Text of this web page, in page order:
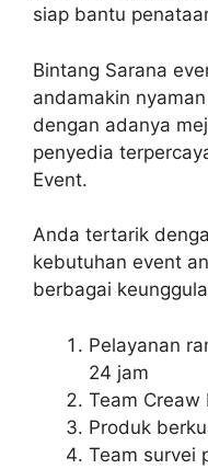
siap bantu
Bintang Sarana
andamakin
dengan adanya
penyedia
Event.
Anda tertarik
kebutuhan event
berbagai
Pelayanan
24 jam
Team Creaw
Produk
Team survei